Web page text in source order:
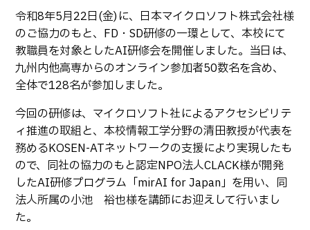
令和8年5月22日(金)に、日本マイクロソフト株式会社様
のご協力のもと、FD・SD研修の一環として、本校にて
教職員を対象としたAI研修会を開催しました。当日は、
九州内他高専からのオンライン参加者50数名を含め、
全体で128名が参加しました。
今回の研修は、マイクロソフト社によるアクセシビリテ
ィ推進の取組と、本校情報工学分野の清田教授が代表を
務めるKOSEN-ATネットワークの支援により実現したも
ので、同社の協力のもと認定NPO法人CLACK様が開発
したAI研修プログラム「mirAI for Japan」を用い、同
法人所属の小池 裕也様を講師にお迎えして行いまし
た。
生物化学システム工学科
基幹教育科
専攻科
生産システム工学専攻
Webオープンキャンパス
オープンキャンパス等
進学の手引き
入学料および授業料
受験生向け 熊本高専 Q&A
熊本高専が運用するWebサイト・SNS・動画チャネ
ル等
イベント
学校概要
交通アクセス
教員紹介
学生生活
国際交流
受賞等
活動報告
ご寄付・ネーミングライ
ツ等
キャリア関係
情報セキュリティ
図書館